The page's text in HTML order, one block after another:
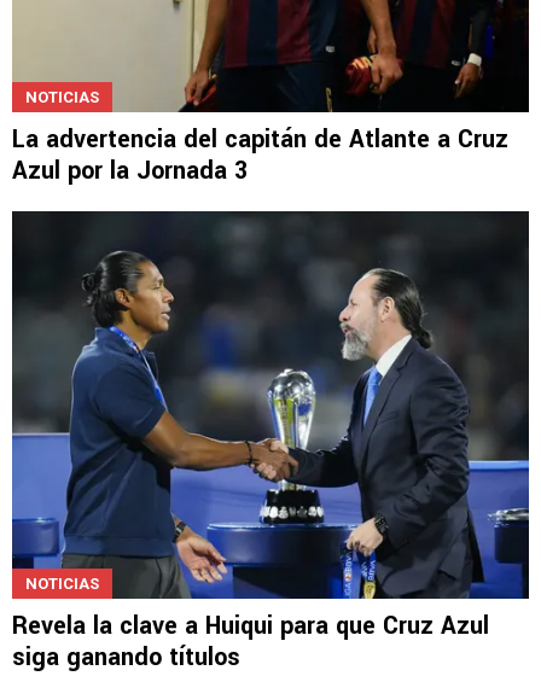
La advertencia del capitán de Atlante a Cruz
Azul por la Jornada 3